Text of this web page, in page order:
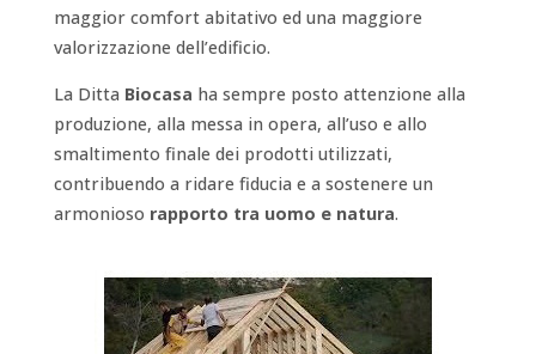
maggior comfort abitativo ed una maggiore
valorizzazione dell’edificio.
La Ditta Biocasa ha sempre posto attenzione alla
produzione, alla messa in opera, all’uso e allo
smaltimento finale dei prodotti utilizzati,
contribuendo a ridare fiducia e a sostenere un
armonioso rapporto tra uomo e natura.